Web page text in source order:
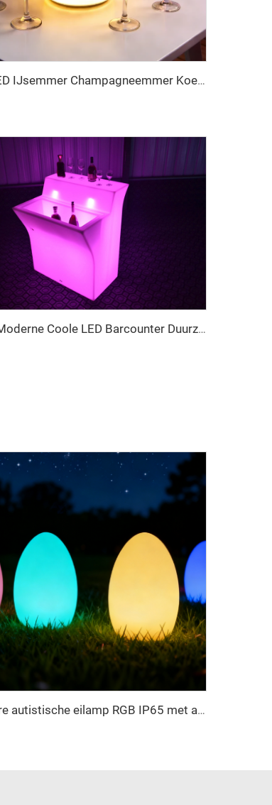
Nieuwe LED IJsemmer Champagneemmer Koeler Bierfleshouder Houdt Drank Koud
Elegante Moderne Coole LED Barcounter Duurzame Lichtgevende Kunststof Feesttafel Stijlvolle Home Bar Meubeldesign
Oplaadbare autistische eilamp RGB IP65 met afstandsbediening